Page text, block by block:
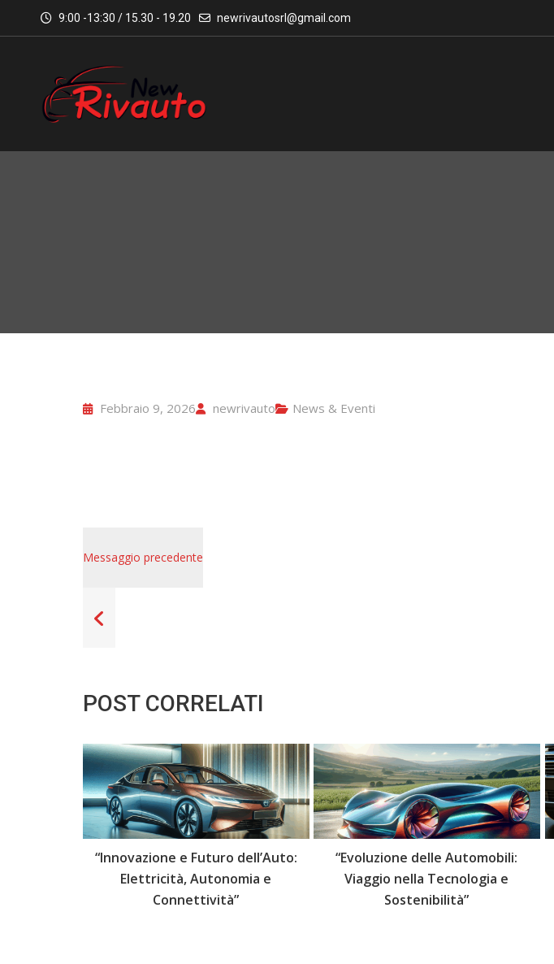
9:00 -13:30 / 15.30 - 19.20 newrivautosrl@gmail.com
Febbraio 9, 2026 newrivauto News & Eventi
Messaggio precedente
POST CORRELATI
“Innovazione e Futuro dell’Auto:
Elettricità, Autonomia e
Connettività”
“Evoluzione delle Automobili:
Viaggio nella Tecnologia e
Sostenibilità”